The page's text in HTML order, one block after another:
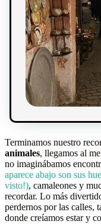
Terminamos nuestro
animales, llegamos al
no imaginábamos
aparece abajo son sus
visto!), camaleones y
recordar. Lo más
perdernos por las calles,
donde creíamos estar y